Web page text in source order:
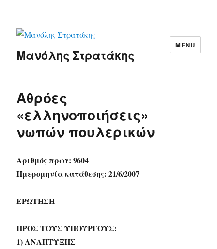
Μανόλης Στρατάκης
MENU
Αθρόες
«ελληνοποιήσεις»
νωπών πουλερικών
Αριθμός πρωτ: 9604
Ημερομηνία κατάθεσης: 21/6/2007
ΕΡΩΤΗΣΗ
ΠΡΟΣ ΤΟΥΣ ΥΠΟΥΡΓΟΥΣ:
1) ΑΝΑΠΤΥΞΗΣ